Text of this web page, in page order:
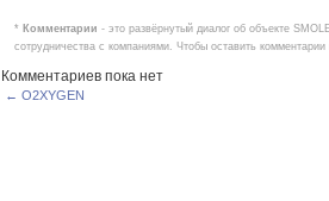
* Комментарии - это развёрнутый диалог об объекте
сотрудничества с компаниями. Чтобы оставить комментарии
Комментариев пока нет
← O2XYGEN